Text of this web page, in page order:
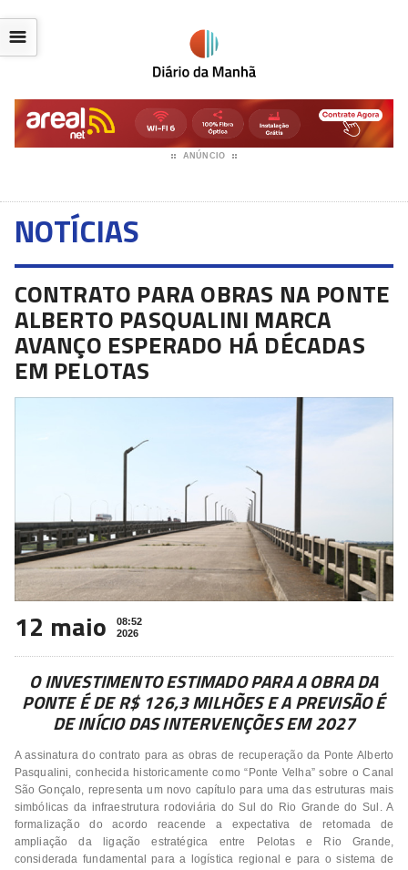
ANÚNCIO
☰
NOTÍCIAS
CONTRATO PARA OBRAS NA PONTE
ALBERTO PASQUALINI MARCA
AVANÇO ESPERADO HÁ DÉCADAS
EM PELOTAS
12 maio
08:52
2026
O INVESTIMENTO ESTIMADO PARA A OBRA DA
PONTE É DER$ 126,3 MILHÕES E A PREVISÃO É
DE INÍCIO DAS INTERVENÇÕES EM 2027
A assinatura do contrato para as obras de recuperação da Ponte Alberto
Pasqualini, conhecida historicamente como “Ponte Velha” sobre o Canal
São Gonçalo, representa um novo capítulo para uma das estruturas mais
simbólicas da infraestrutura rodoviária do Sul do Rio Grande do Sul. A
formalização do acordo reacende a expectativa de retomada de
ampliação da ligação estratégica entre Pelotas e Rio Grande,
considerada fundamental para a logística regional e para o sistema de